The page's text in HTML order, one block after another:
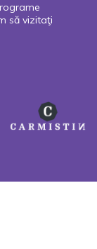
să vizitaţi